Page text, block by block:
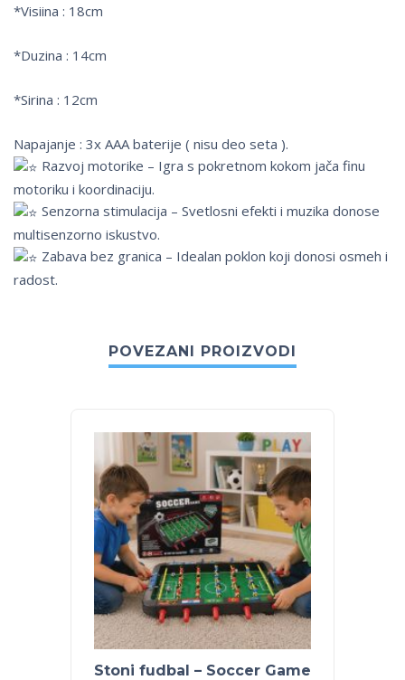
*Visiina : 18cm
*Duzina : 14cm
*Sirina : 12cm
Napajanje : 3x AAA baterije ( nisu deo seta ).
Razvoj motorike – Igra s pokretnom kokom jača finu
motoriku i koordinaciju.
Senzorna stimulacija – Svetlosni efekti i muzika donose
multisenzorno iskustvo.
Zabava bez granica – Idealan poklon koji donosi osmeh i
radost.
POVEZANI PROIZVODI
Stoni fudbal – Soccer Game